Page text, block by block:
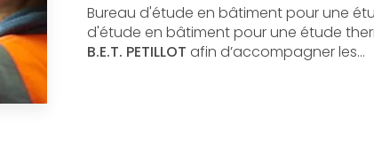
Bureau d'étude en bâtiment pour une
d'étude en bâtiment pour une étude
B.E.T. PETILLOT afin d’accompagner les…